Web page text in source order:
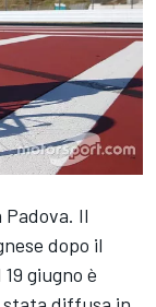
Il
dopo il
giugno è